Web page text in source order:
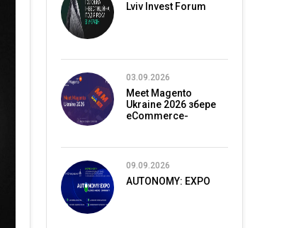
Lviv Invest Forum
03.09.2026
Meet Magento
Ukraine 2026 збере
eCommerce-
09.09.2026
AUTONOMY: EXPO